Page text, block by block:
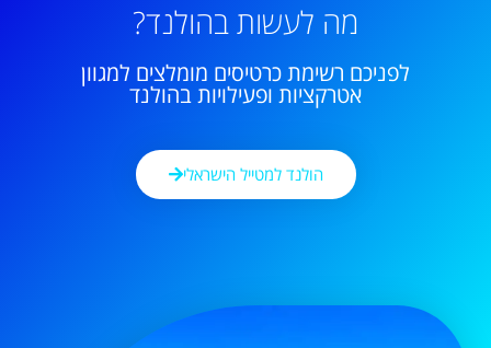
מה לעשות בהולנד?
לפניכם רשימת כרטיסים מומלצים למגוון
אטרקציות ופעילויות בהולנד
הולנד למטייל הישראלי